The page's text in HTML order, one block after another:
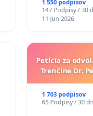
1 550 podpisov
147 Podpisy / 30
11 Jun 2026
Petícia za
Trenčíne Dr.
1 703 podpisov
65 Podpisy / 30